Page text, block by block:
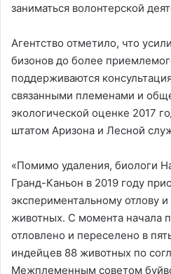
заниматься волонтерской
Агентство отметило, что
бизонов до более
поддерживаются
связанными племенами и
экологической оценке 2017
штатом Аризона и Лесной
«Помимо удаления, биологи
Гранд-Каньон в 2019 году
экспериментальному отлову
животных. С момента начала
отловлено и переселено в
индейцев 88 животных по
Межплеменным советом